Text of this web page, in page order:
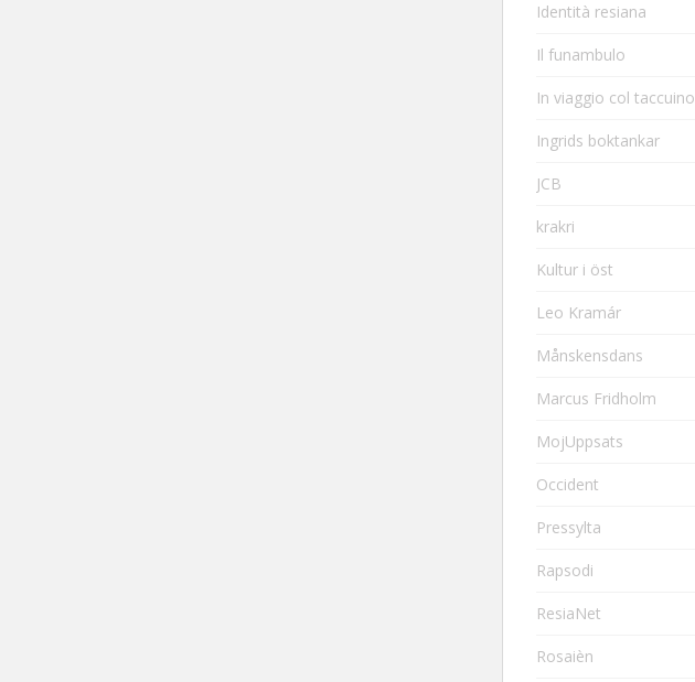
Identità resiana
Il funambulo
In viaggio col taccuino
Ingrids boktankar
JCB
krakri
Kultur i öst
Leo Kramár
Månskensdans
Marcus Fridholm
MojUppsats
Occident
Pressylta
Rapsodi
ResiaNet
Rosaièn